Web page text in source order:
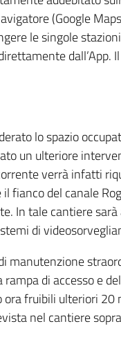
(Google
le singole
lo spazio
un ulteriore
verrà infatti
fianco del canale
In tale cantiere
di
manutenzione
di accesso e
ora fruibili ulteriori
nel cantiere